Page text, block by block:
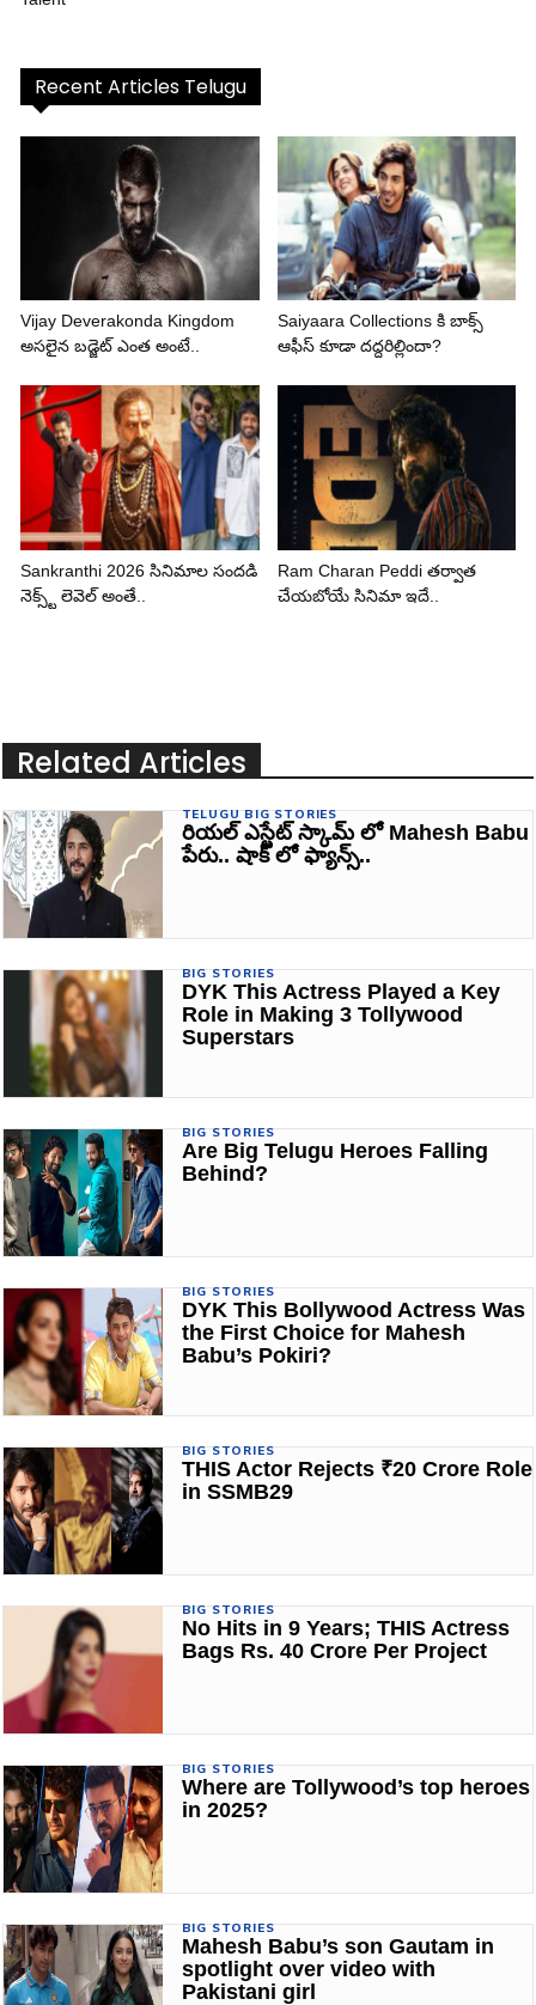
Recent Articles Telugu
Vijay Deverakonda Kingdom
అసలైన బడ్జెట్ ఎంత అంటే..
Saiyaara Collections కి బాక్స్
ఆఫీస్ కూడా దద్దరిల్లిందా?
Sankranthi 2026 సినిమాల సందడి
నెక్స్ట్ లెవెల్ అంతే..
Ram Charan Peddi తర్వాత
చేయబోయే సినిమా ఇదే..
Related Articles
TELUGU BIG STORIES
రియల్ ఎస్టేట్ స్కామ్ లో Mahesh Babu
పేరు.. షాక్ లో ఫ్యాన్స్..
BIG STORIES
DYK This Actress Played a Key
Role in Making 3 Tollywood
Superstars
BIG STORIES
Are Big Telugu Heroes Falling
Behind?
BIG STORIES
DYK This Bollywood Actress Was
the First Choice for Mahesh
Babu’s Pokiri?
BIG STORIES
THIS Actor Rejects ₹20 Crore Role
in SSMB29
BIG STORIES
No Hits in 9 Years; THIS Actress
Bags Rs. 40 Crore Per Project
BIG STORIES
Where are Tollywood’s top heroes
in 2025?
BIG STORIES
Mahesh Babu’s son Gautam in
spotlight over video with
Pakistani girl